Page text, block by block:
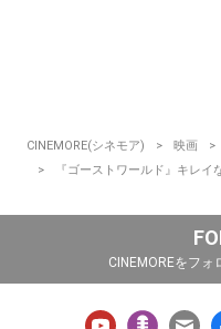
CINEMORE(シネモア) 映画
『ゴーストワールド』キレ
CINEMOREをフ